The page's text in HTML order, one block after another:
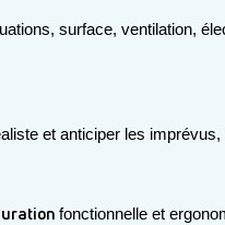
surface, ventilation,
et anticiper les imprévus,
fonctionnelle et